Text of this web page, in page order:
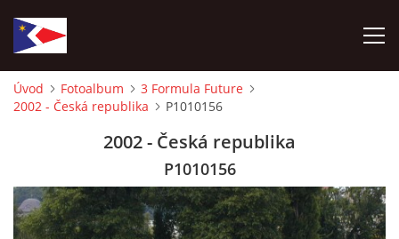
ÚVOD
HISTORIE
Úvod Fotoalbum
3 Formula Future
2002 - Česká republika
P1010156
2002 - Česká republika
P1010156